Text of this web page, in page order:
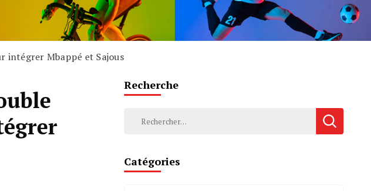
intégrer Mbappé et Sajous
Recherche
Rechercher :
Catégories